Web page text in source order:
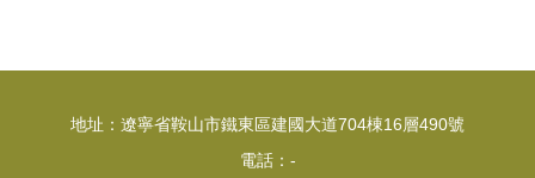
推進建設工
對建設工程
地址：遼寧省鞍山市鐵東區建國大道704棟16層490號
電話：-